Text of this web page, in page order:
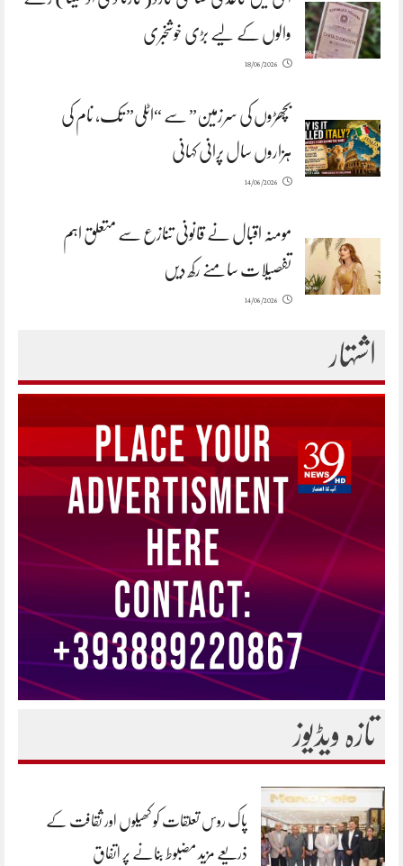
والوں کے لیے بڑی خوشخبری
18/06/2026
بچھڑوں کی سرزمین” سے “اٹلی” تک، نام کی
ہزاروں سال پرانی کہانی
14/06/2026
مومنہ اقبال نے قانونی تنازع سے متعلق اہم
تفصیلات سامنے رکھ دیں
14/06/2026
اشتہار
تازہ ویڈیوز
پاک روس تعلقات کو کھیلوں اور ثقافت کے
ذریعے مزید مضبوط بنانے پر اتفاق